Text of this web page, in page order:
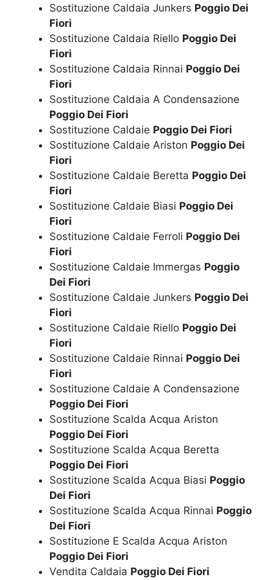
Sostituzione Caldaia Junkers Poggio Dei
Fiori
Sostituzione Caldaia Riello Poggio Dei
Fiori
Sostituzione Caldaia Rinnai Poggio Dei
Fiori
Sostituzione Caldaia A Condensazione
Poggio Dei Fiori
Sostituzione Caldaie Poggio Dei Fiori
Sostituzione Caldaie Ariston Poggio Dei
Fiori
Sostituzione Caldaie Beretta Poggio Dei
Fiori
Sostituzione Caldaie Biasi Poggio Dei
Fiori
Sostituzione Caldaie Ferroli Poggio Dei
Fiori
Sostituzione Caldaie Immergas Poggio
Dei Fiori
Sostituzione Caldaie Junkers Poggio Dei
Fiori
Sostituzione Caldaie Riello Poggio Dei
Fiori
Sostituzione Caldaie Rinnai Poggio Dei
Fiori
Sostituzione Caldaie A Condensazione
Poggio Dei Fiori
Sostituzione Scalda Acqua Ariston
Poggio Dei Fiori
Sostituzione Scalda Acqua Beretta
Poggio Dei Fiori
Sostituzione Scalda Acqua Biasi Poggio
Dei Fiori
Sostituzione Scalda Acqua Rinnai Poggio
Dei Fiori
Sostituzione E Scalda Acqua Ariston
Poggio Dei Fiori
Vendita Caldaia Poggio Dei Fiori